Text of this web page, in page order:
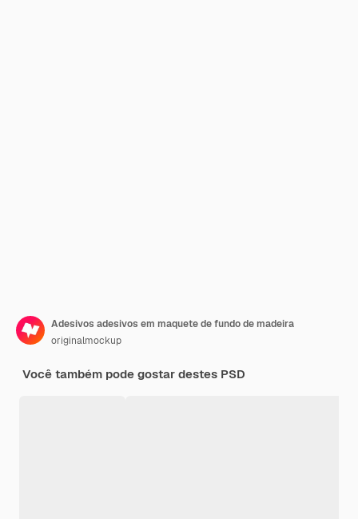
Adesivos adesivos em maquete de fundo de madeira
originalmockup
Você também pode gostar destes PSD